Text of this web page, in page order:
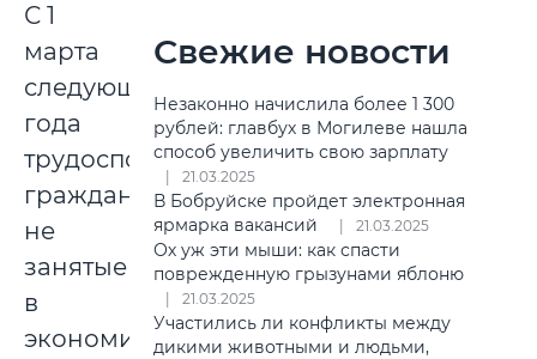
С 1
марта
следующего
года
трудоспособные
граждане,
не
занятые
в
экономике,
Свежие новости
Незаконно начислила более 1 300
рублей: главбух в Могилеве нашла
способ увеличить свою зарплату
21.03.2025
В Бобруйске пройдет электронная
ярмарка вакансий
21.03.2025
Ох уж эти мыши: как спасти
поврежденную грызунами яблоню
21.03.2025
Участились ли конфликты между
дикими животными и людьми,